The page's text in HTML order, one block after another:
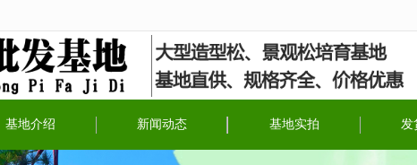
基地介绍 新闻动态 基地实拍 发